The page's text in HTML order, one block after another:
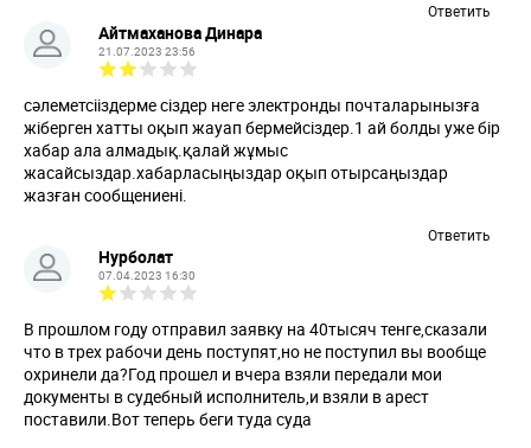
Ответить
Айтмаханова Динара
21.07.2023 23:56
сәлеметсііздерме сіздер неге электронды почталарынызға
жіберген хатты оқып жауап бермейсіздер.1 ай болды уже бір
хабар ала алмадық.қалай жұмыс
жасайсыздар.хабарласыңыздар оқып отырсаңыздар
жазған сообщениені.
Ответить
Нурболат
07.04.2023 16:30
В прошлом году отправил заявку на 40тысяч тенге,сказали
что в трех рабочи день поступят,но не поступил вы вообще
охринели да?Год прошел и вчера взяли передали мои
документы в судебный исполнитель,и взяли в арест
поставили.Вот теперь беги туда суда